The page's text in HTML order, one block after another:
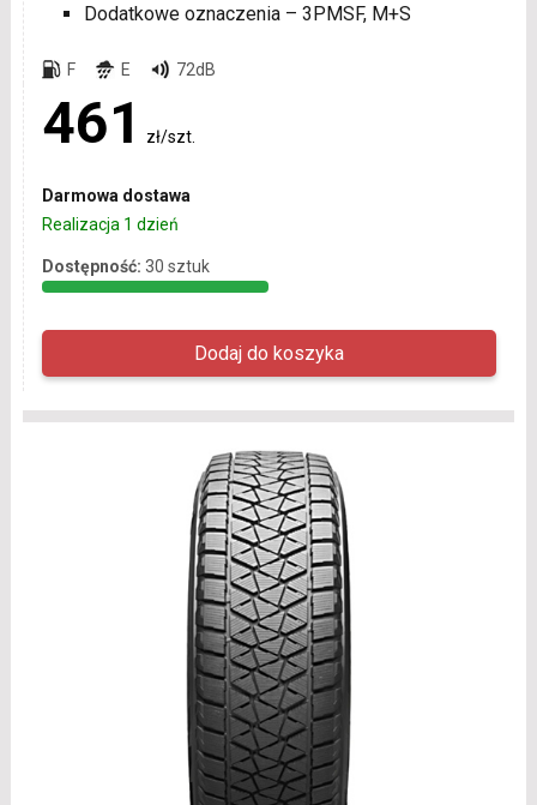
Dodatkowe oznaczenia – 3PMSF, M+S
F E 72dB
461 zł/szt.
Darmowa dostawa
Realizacja 1 dzień
Dostępność: 30 sztuk